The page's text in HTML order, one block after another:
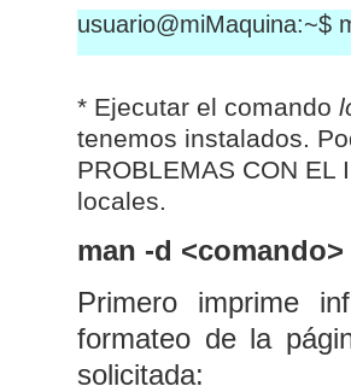
usuario@miMaquina:~$
* Ejecutar el comando
tenemos instalados.
PROBLEMAS CON EL
locales.
man -d <comando>
Primero imprime
formateo de la
solicitada: